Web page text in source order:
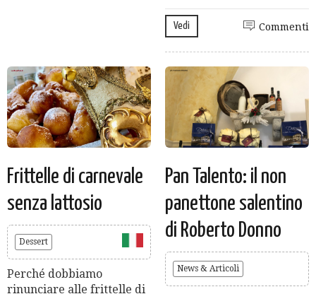
Vedi Commenti
Frittelle di carnevale
senza lattosio
Dessert
Perché dobbiamo
rinunciare alle frittelle di
Pan Talento: il non
panettone salentino
di Roberto Donno
News & Articoli